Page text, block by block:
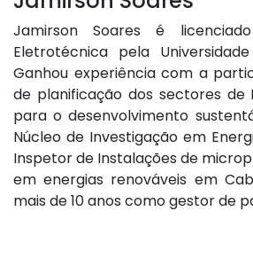
Jamirson Soares é
Eletrotécnica pela
Ganhou experiência com a
de planificação dos sectores de
para o desenvolvimento
Núcleo de Investigação em
Inspetor de Instalações de
em energias renováveis em
mais de 10 anos como gestor de